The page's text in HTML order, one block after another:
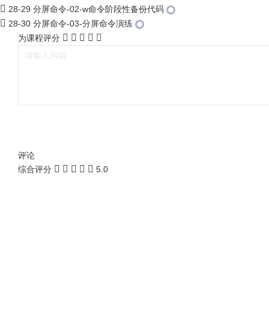
28-29 分屏命令-02-w命令阶段性备份代码
28-30 分屏命令-03-分屏命令演练
为课程评分
评论
综合评分
5.0